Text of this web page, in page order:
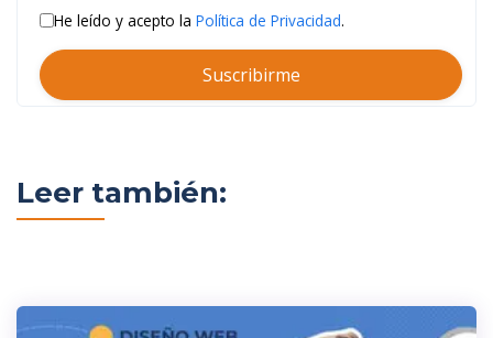
He leído y acepto la Política de Privacidad.
Suscribirme
Leer también: